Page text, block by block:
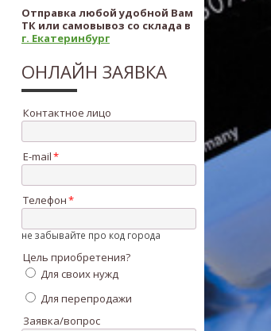
Отправка любой удобной Вам
ТК или самовывоз со склада в
г. Екатеринбург
ОНЛАЙН ЗАЯВКА
Контактное лицо
E-mail
Телефон
не забывайте про код города
Цель приобретения?
Для своих нужд
Для перепродажи
Заявка/вопрос